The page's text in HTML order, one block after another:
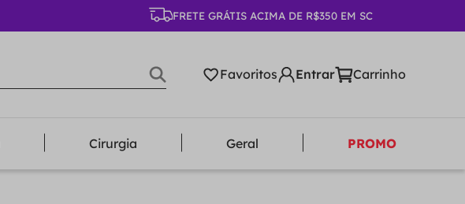
FRETE GRÁTIS ACIMA DE R$350 EM SC
Favoritos
Cirurgia Geral PROMO